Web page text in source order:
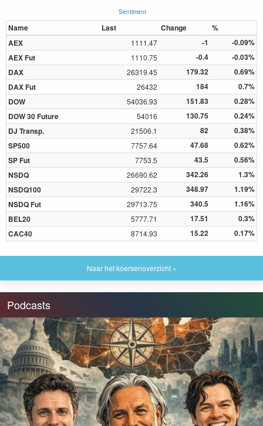
Sentiment
Name Last Change
%
AEX
1111.47 -1
-0.09%
AEX Fut
1110.75 -0.4
-0.03%
DAX
26319.45 179.32
0.69%
DAX Fut
26432 184
0.7%
DOW
54036.93 151.83
0.28%
DOW 30 Future
54016 130.75
0.24%
DJ Transp.
21506.1 82
0.38%
SP500
7757.64 47.68
0.62%
SP Fut
7753.5 43.5
0.56%
NSDQ
26690.62 342.26
1.3%
NSDQ100
29722.3 348.97
1.19%
NSDQ Fut
29713.75 340.5
1.16%
BEL20
5777.71 17.51
0.3%
CAC40
8714.93 15.22 0.17%
Naar het koersenoverzicht »
Podcasts